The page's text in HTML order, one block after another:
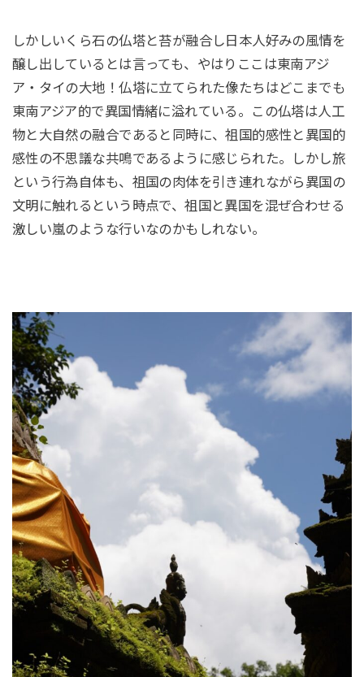
しかしいくら石の仏塔と苔が融合し日本人好みの風情を
醸し出しているとは言っても、やはりここは東南アジ
ア・タイの大地！仏塔に立てられた像たちはどこまでも
東南アジア的で異国情緒に溢れている。この仏塔は人工
物と大自然の融合であると同時に、祖国的感性と異国的
感性の不思議な共鳴であるように感じられた。しかし旅
という行為自体も、祖国の肉体を引き連れながら異国の
文明に触れるという時点で、祖国と異国を混ぜ合わせる
激しい嵐のような行いなのかもしれない。